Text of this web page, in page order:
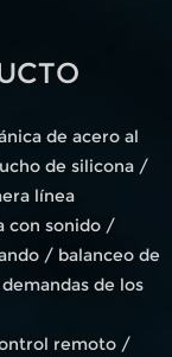
de acero al
de silicona /
línea
con sonido /
/ balanceo de
de los
remoto /